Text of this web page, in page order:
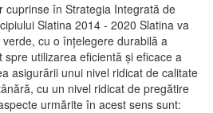
cuprinse în Strategia Integrată de
Slatina 2014 - 2020 Slatina va
cu o înţelegere durabilă a
utilizarea eficientă şi eficace a
asigurării unui nivel ridicat de calitate
cu un nivel ridicat de pregătire
urmărite în acest sens sunt: